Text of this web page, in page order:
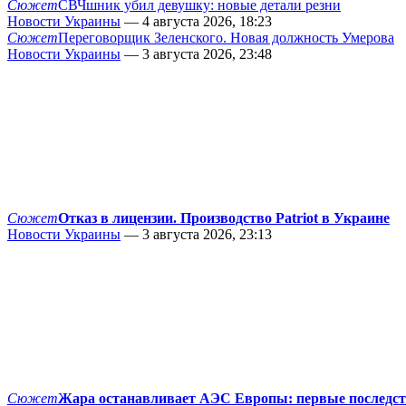
СюжетСВЧшник убил девушку: новые детали резни
Новости Украины — 4 августа 2026, 18:23
СюжетПереговорщик Зеленского. Новая должность Умерова
Новости Украины — 3 августа 2026, 23:48
СюжетОтказ в лицензии. Производство Patriot в Украине
Новости Украины — 3 августа 2026, 23:13
СюжетЖара останавливает АЭС Европы: первые